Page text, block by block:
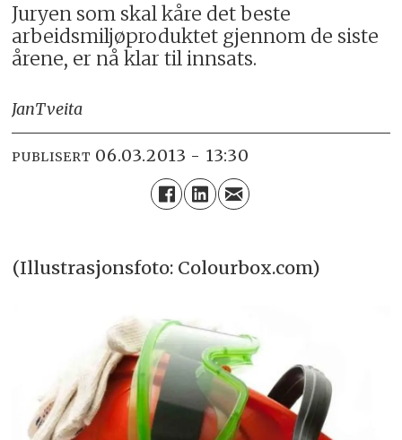
Juryen som skal kåre det beste
arbeidsmiljøproduktet gjennom de siste
årene, er nå klar til innsats.
JanTveita
PUBLISERT 06.03.2013 - 13:30
(Illustrasjonsfoto: Colourbox.com)